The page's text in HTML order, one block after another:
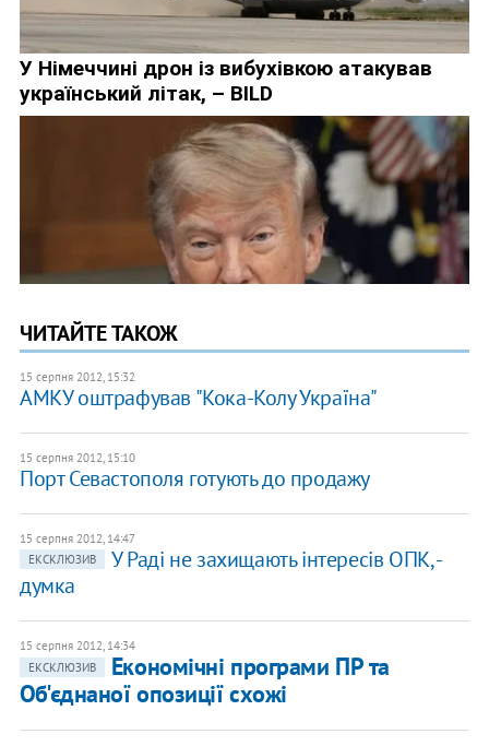
ЧИТАЙТЕ ТАКОЖ
15 серпня 2012, 15:32
АМКУ оштрафував "Кока-Колу Україна"
15 серпня 2012, 15:10
Порт Севастополя готують до продажу
15 серпня 2012, 14:47
ЕКСКЛЮЗИВ
У Раді не захищають інтересів ОПК, -
думка
15 серпня 2012, 14:34
ЕКСКЛЮЗИВ
Економічні програми ПР та
Об'єднаної опозиції схожі